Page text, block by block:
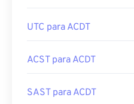
UTC para ACDT
ACST para ACDT
SAST para ACDT